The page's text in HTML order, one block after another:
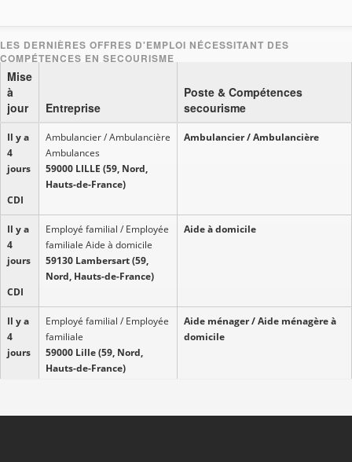
Mise
à
jour
Entreprise
Poste & Compétences
secourisme
Il y a
4
jours
CDI
Ambulancier / Ambulancière
Ambulances
59000 LILLE (59, Nord,
Hauts-de-France)
Ambulancier / Ambulancière
Il y a
4
jours
CDI
Employé familial / Employée
familiale Aide à domicile
59130 Lambersart (59,
Nord, Hauts-de-France)
Aide à domicile
Il y a
4
jours
Employé familial / Employée
familiale
59000 Lille (59, Nord,
Hauts-de-France)
Aide ménager / Aide ménagère à
domicile
Il y a
Aide-soignant / Aide-
Aide-soignant / Aide-soignante